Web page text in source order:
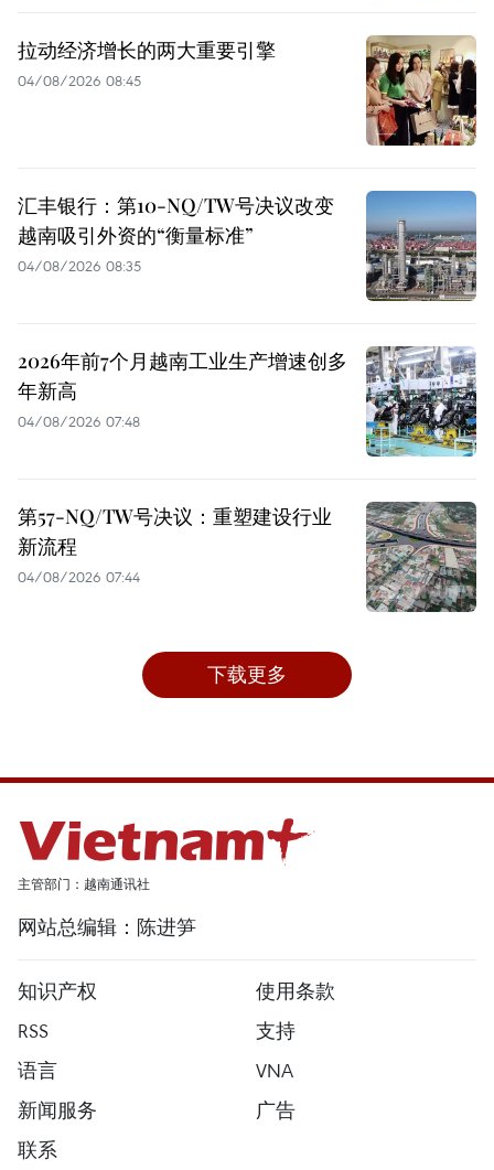
拉动经济增长的两大重要引擎
04/08/2026 08:45
汇丰银行：第10-NQ/TW号决议改变
越南吸引外资的“衡量标准”
04/08/2026 08:35
2026年前7个月越南工业生产增速创多
年新高
04/08/2026 07:48
第57-NQ/TW号决议：重塑建设行业
新流程
04/08/2026 07:44
下载更多
主管部门：越南通讯社
网站总编辑：陈进笋
知识产权
使用条款
RSS
支持
语言
VNA
新闻服务
广告
联系